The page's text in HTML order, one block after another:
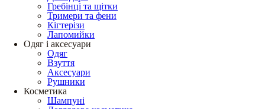
Гребінці та щітки
Тримери та фени
Кігтерізи
Лапомийки
Одяг і аксесуари
Одяг
Взуття
Аксесуари
Рушники
Косметика
Шампуні